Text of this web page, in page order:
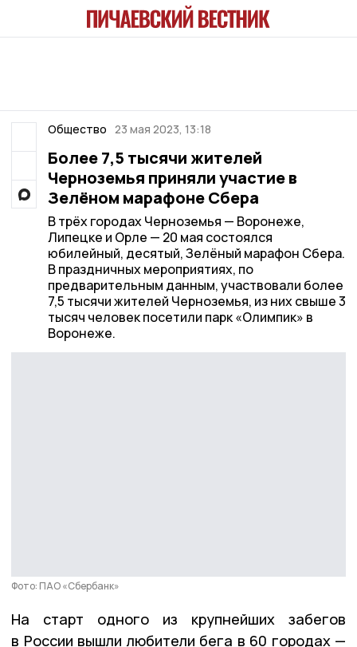
Общество 23 мая 2023, 13:18
Более 7,5 тысячи жителей
Черноземья приняли участие в
Зелёном марафоне Сбера
В трёх городах Черноземья — Воронеже,
Липецке и Орле — 20 мая состоялся
юбилейный, десятый, Зелёный марафон Сбера.
В праздничных мероприятиях, по
предварительным данным, участвовали более
7,5 тысячи жителей Черноземья, из них свыше 3
тысяч человек посетили парк «Олимпик» в
Воронеже.
Фото: ПАО «Сбербанк»
На старт одного из крупнейших забегов
в России вышли любители бега в 60 городах —